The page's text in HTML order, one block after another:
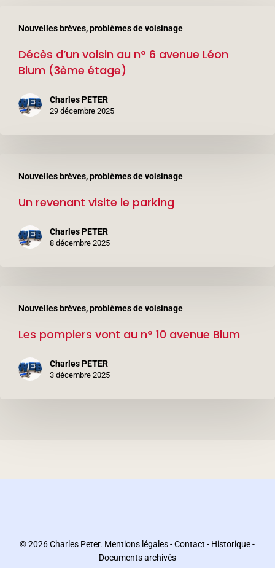
Nouvelles brèves, problèmes de voisinage
d’un
voisin
Blum
Décès d’un voisin au n° 6 avenue Léon
Blum (3ème étage)
Charles PETER
29 décembre 2025
Nouvelles brèves, problèmes de voisinage
revenant
visite
parking
Un revenant visite le parking
Charles PETER
8 décembre 2025
Nouvelles brèves, problèmes de voisinage
pompiers
vontLes pompiers vont au n° 10 avenue Blum
Charles PETER
3 décembre 2025
© 2026 Charles Peter. Mentions légales-Contact - Historique-
Documents archivés